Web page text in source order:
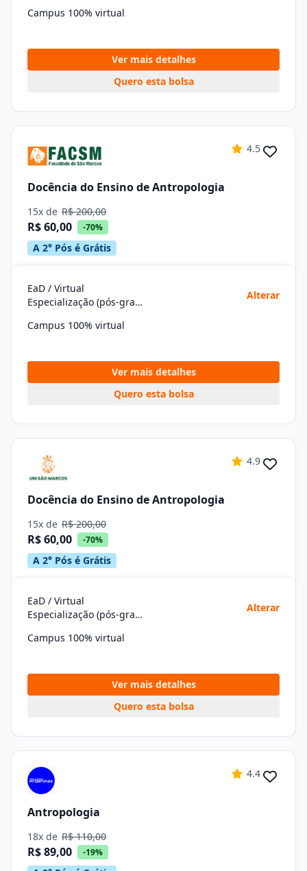
Campus 100% virtual
Ver mais detalhes
Quero esta bolsa
4.5
Docência do Ensino de Antropologia
15x de R$ 200,00
R$ 60,00 -70%
A 2° Pós é Grátis
EaD / Virtual
Especialização (pós-graduação)
Alterar
Campus 100% virtual
Ver mais detalhes
Quero esta bolsa
4.9
Docência do Ensino de Antropologia
15x de R$ 200,00
R$ 60,00 -70%
A 2° Pós é Grátis
EaD / Virtual
Especialização (pós-graduação)
Alterar
Campus 100% virtual
Ver mais detalhes
Quero esta bolsa
4.4
Antropologia
18x de R$ 110,00
R$ 89,00 -19%